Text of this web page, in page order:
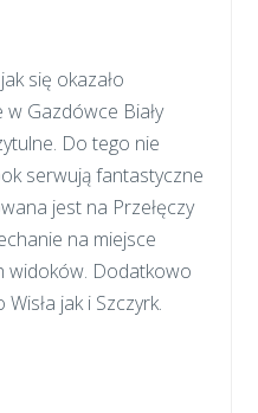
się okazało
Gazdówce Biały
Do tego nie
serwują fantastyczne
jest na Przełęczy
na miejsce
widoków. Dodatkowo
jak i Szczyrk.